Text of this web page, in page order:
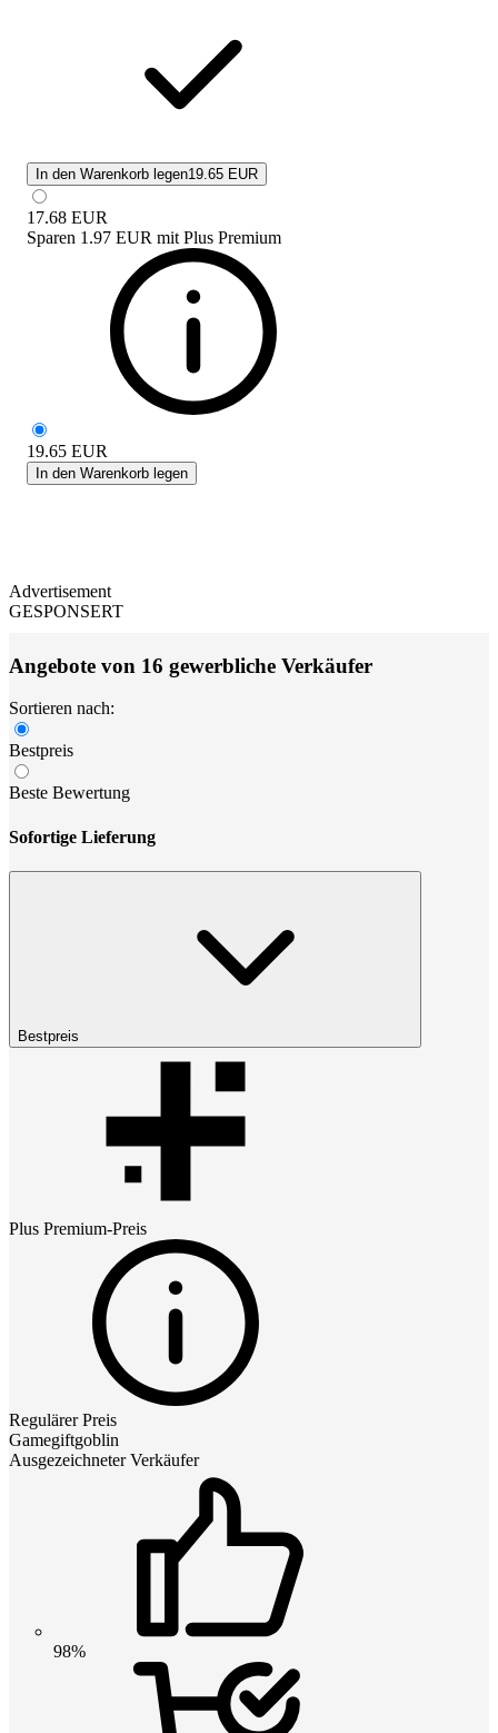
In den Warenkorb legen19.65 EUR
17.68 EUR
Sparen 1.97 EUR mit Plus Premium
19.65 EUR
In den Warenkorb legen
Advertisement
GESPONSERT
Angebote von 16 gewerbliche Verkäufer
Sortieren nach:
Bestpreis
Beste Bewertung
Sofortige Lieferung
Bestpreis
Plus Premium-Preis
Regulärer Preis
Gamegiftgoblin
Ausgezeichneter Verkäufer
98%